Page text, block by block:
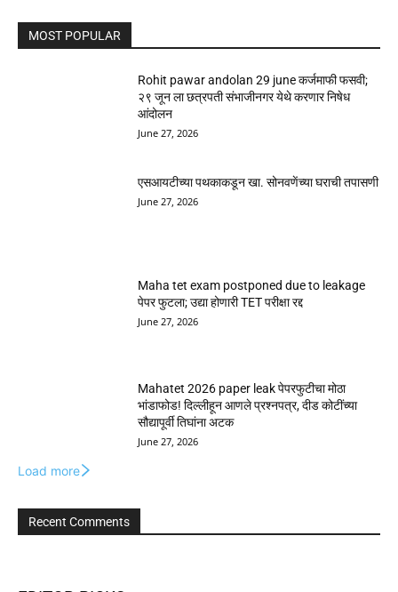
MOST POPULAR
Rohit pawar andolan 29 june कर्जमाफी फसवी;
२९ जून ला छत्रपती संभाजीनगर येथे करणार निषेध
आंदोलन
June 27, 2026
एसआयटीच्या पथकाकडून खा. सोनवणेंच्या घराची तपासणी
June 27, 2026
Maha tet exam postponed due to leakage
पेपर फुटला; उद्या होणारी TET परीक्षा रद्द
June 27, 2026
Mahatet 2026 paper leak पेपरफुटीचा मोठा
भांडाफोड! दिल्लीहून आणले प्रश्नपत्र, दीड कोटींच्या
सौद्यापूर्वी तिघांना अटक
June 27, 2026
Load more
Recent Comments